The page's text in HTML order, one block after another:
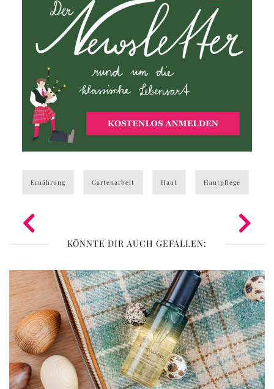
Ernährung Gartenarbeit Haut Hautpflege
KÖNNTE DIR AUCH GEFALLEN: